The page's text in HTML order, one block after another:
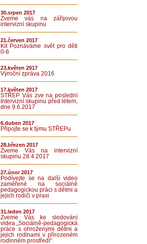
30.srpen 2017
Zveme vás na zářijovou
intervizní skupinu
21.červen 2017
Kit Poznáváme svět pro děti
0-6
23.květen 2017
Výroční zpráva 2016
17.květen 2017
STŘEP Vás zve na poslední
Intervizní skupinu před létem,
dne 9.6.2017
6.duben 2017
Připojte se k týmu STŘEPu
28.březen 2017
Zveme Vás na intervizní
skupinu 28.4 2017
27.únor 2017
Podívejte se na další video
zaměřené na sociálně
pedagogickou práci s dětmi a
jejich rodiči v praxi
31.leden 2017
Zveme Vás ke sledování
videa „Sociálně-pedagogická
práce s ohroženými dětmi a
jejich rodinami v přirozeném
rodinném prostředí“